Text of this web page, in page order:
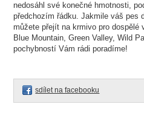
nedosáhl své konečné hmotnosti,
předchozím řádku. Jakmile váš pes
můžete přejít na krmivo pro dospělé
Blue Mountain, Green Valley, Wild
pochybností Vám rádi poradíme!
sdílet na facebooku